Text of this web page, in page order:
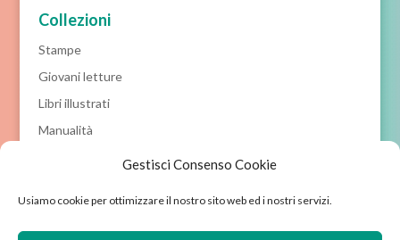
Gestisci Consenso Cookie
Usiamo cookie per ottimizzare il nostro sito web ed i nostri servizi.
Collezioni
Stampe
Giovani letture
Libri illustrati
Manualità
Prossime novità